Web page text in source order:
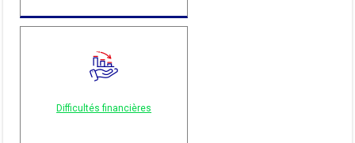
Difficultés financières